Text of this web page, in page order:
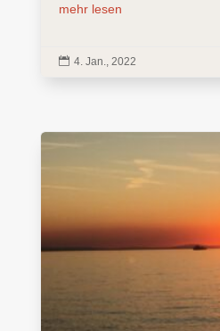
mehr lesen
 4. Jan., 2022